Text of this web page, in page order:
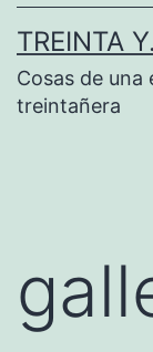
TREINTA
Cosas de una
treintañera